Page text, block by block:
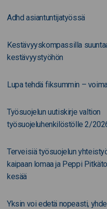
Adhd asiantuntijatyössä
Kestävyyskompassilla
kestävyystyöhön
Lupa tehdä fiksummin –
Työsuojelun uutiskirje valtion
työsuojeluhenkilöstölle 2/
Terveisiä työsuojelun
kaipaan lomaa ja Peppi
kesää
Yksin voi edetä nopeasti,